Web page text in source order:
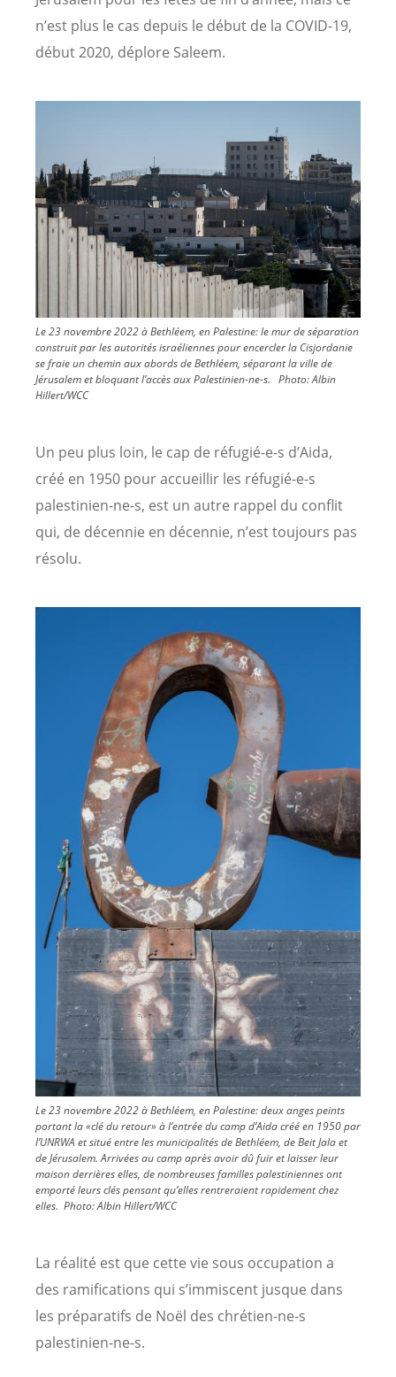
n’est plus le cas depuis le début de la COVID-19,
début 2020, déplore Saleem.
Le 23 novembre 2022 à Bethléem, en Palestine: le mur de séparation
construit par les autorités israéliennes pour encercler la Cisjordanie
se fraie un chemin aux abords de Bethléem, séparant la ville de
Jérusalem et bloquant l’accès aux Palestinien-ne-s. Photo:Albin
Hillert/WCC
Un peu plus loin, le cap de réfugié-e-s d’Aida,
créé en 1950 pour accueillir les réfugié-e-s
palestinien-ne-s, est un autre rappel du conflit
qui, de décennie en décennie, n’est toujours pas
résolu.
Le 23 novembre 2022 à Bethléem, en Palestine: deux anges peints
portant la «clé du retour» à l’entrée du camp d’Aida créé en 1950 par
l’UNRWA et situé entre les municipalités de Bethléem, de Beit Jala et
de Jérusalem. Arrivées au camp après avoir dû fuir et laisser leur
maison derrières elles, de nombreuses familles palestiniennes ont
emporté leurs clés pensant qu’elles rentreraient rapidement chez
elles. Photo:Albin Hillert/WCC
La réalité est que cette vie sous occupation a
des ramifications qui s’immiscent jusque dans
les préparatifs de Noël des chrétien-ne-s
palestinien-ne-s.